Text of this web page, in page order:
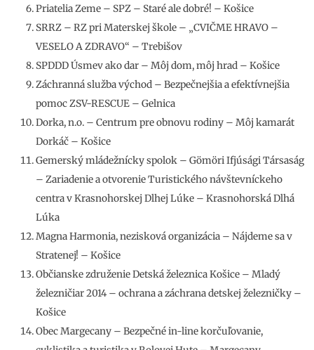
Priatelia Zeme – SPZ – Staré ale dobré! – Košice
SRRZ – RZ pri Materskej škole – „CVIČME HRAVO –
VESELO A ZDRAVO“ – Trebišov
SPDDD Úsmev ako dar – Môj dom, môj hrad – Košice
Záchranná služba východ – Bezpečnejšia a efektívnejšia
pomoc ZSV-RESCUE – Gelnica
Dorka, n.o. – Centrum pre obnovu rodiny – Môj kamarát
Dorkáč – Košice
Gemerský mládežnícky spolok – Gömöri Ifjúsági Társaság
– Zariadenie a otvorenie Turistického návštevníckeho
centra v Krasnohorskej Dlhej Lúke – Krasnohorská Dlhá
Lúka
Magna Harmonia, nezisková organizácia – Nájdeme sa v
Stratenej! – Košice
Občianske združenie Detská železnica Košice – Mladý
železničiar 2014 – ochrana a záchrana detskej železničky –
Košice
Obec Margecany – Bezpečné in-line korčuľovanie,